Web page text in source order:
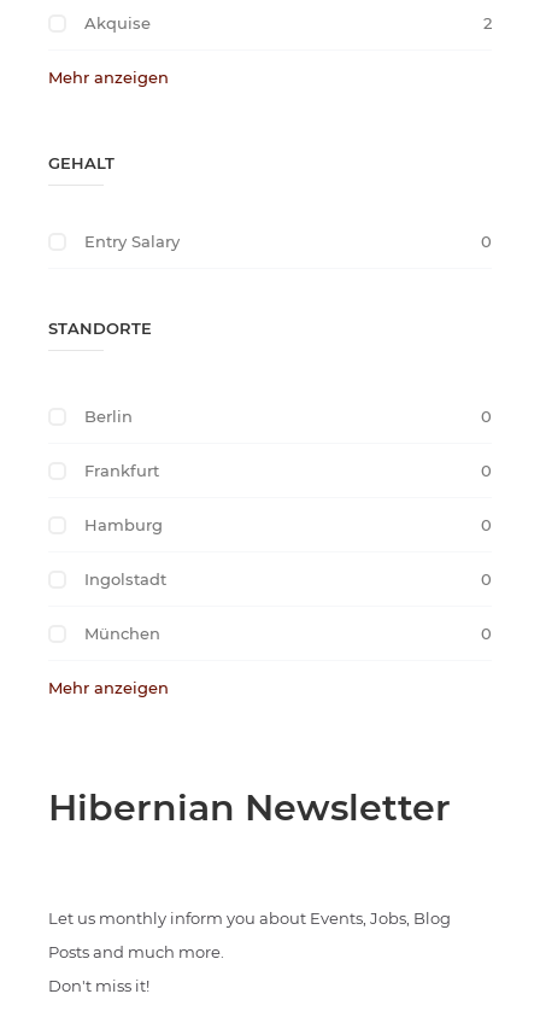
Akquise 2
Mehr anzeigen
GEHALT
Entry Salary 0
STANDORTE
Berlin 0
Frankfurt 0
Hamburg 0
Ingolstadt 0
München 0
Mehr anzeigen
Hibernian Newsletter
Let us monthly inform you about Events, Jobs, Blog
Posts and much more.
Don't miss it!